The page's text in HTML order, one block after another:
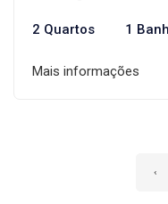
2 Quartos 1
Mais informações
‹